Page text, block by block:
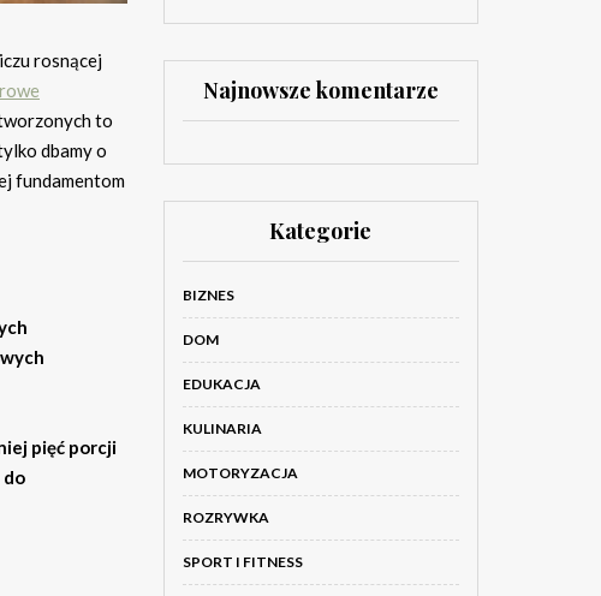
rosnącej
to
dbamy o
fundamentom
pięć porcji
do
Najnowsze komentarze
Kategorie
BIZNES
DOM
EDUKACJA
KULINARIA
MOTORYZACJA
ROZRYWKA
SPORT I FITNESS